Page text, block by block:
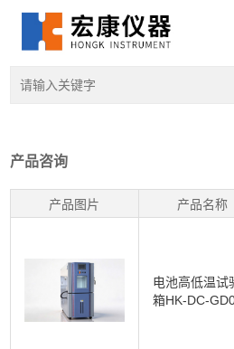
产品咨询
产品图片 产品名称
电池高低温试
箱HK-DC-